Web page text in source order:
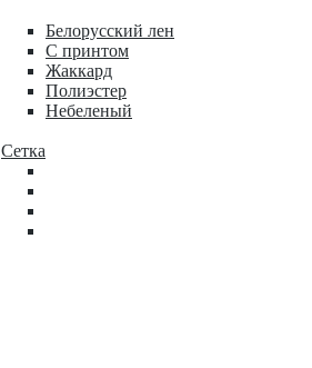
Белорусский лен
С принтом
Жаккард
Полиэстер
Небеленый
Сетка